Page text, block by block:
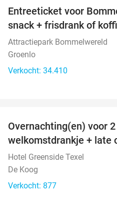
Entreeticket voor
snack + frisdrank of
Attractiepark Bommelwereld
Groenlo
Verkocht: 34.410
Overnachting(en) voor
welkomstdrankje + late
Hotel Greenside Texel
De Koog
Verkocht: 877